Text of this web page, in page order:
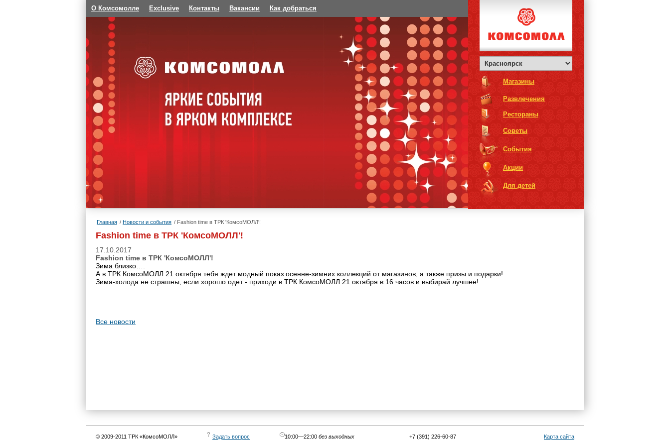
О Комсомолле Exclusive Контакты Вакансии Как добраться
Магазины
Развлечения
Рестораны
Советы
События
Акции
Для детей
Главная Новости и события Fashion time в ТРК 'КомсоМОЛЛ'!
Fashion time в ТРК 'КомсоМОЛЛ'!
17.10.2017
Fashion time в ТРК 'КомсоМОЛЛ'!
Зима близко….
А в ТРК КомсоМОЛЛ 21 октября тебя ждет модный показ осенне-зимних коллекций от магазинов, а также призы и подарки!
Зима-холода не страшны, если хорошо одет - приходи в ТРК КомсоМОЛЛ 21 октября в 16 часов и выбирай лучшее!
Все новости
© 2009-2011 ТРК «КомсоМОЛЛ» Задать вопрос 10:00—22:00 без выходных +7 (391) 226-60-87 Карта сайта